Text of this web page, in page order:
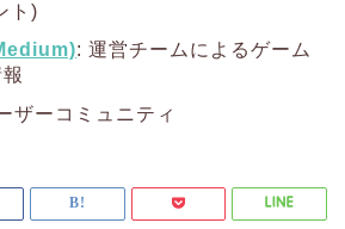
ト)
: 運営チームによるゲーム
ザーコミュニティ